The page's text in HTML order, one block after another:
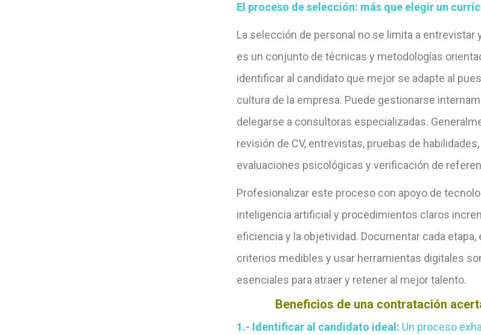
El proceso de selección: más que elegir un
La selección de personal no se limita a entrevistar
es un conjunto de técnicas y metodologías
identificar al candidato que mejor se adapte al
cultura de la empresa. Puede gestionarse
delegarse a consultoras especializadas.
revisión de CV, entrevistas, pruebas de habilidades,
evaluaciones psicológicas y verificación de
Profesionalizar este proceso con apoyo de
inteligencia artificial y procedimientos claros
eficiencia y la objetividad. Documentar cada etapa,
criterios medibles y usar herramientas digitales
esenciales para atraer y retener al mejor talento.
Beneficios de una contratación
1.- Identificar al candidato ideal: Un proceso